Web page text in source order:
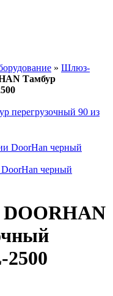
» Шлюз-
Тамбур
перегрузочный 90 из
DoorHan черный
DOORHAN
2500